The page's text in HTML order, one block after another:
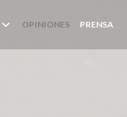
OPINIONES PRENSA